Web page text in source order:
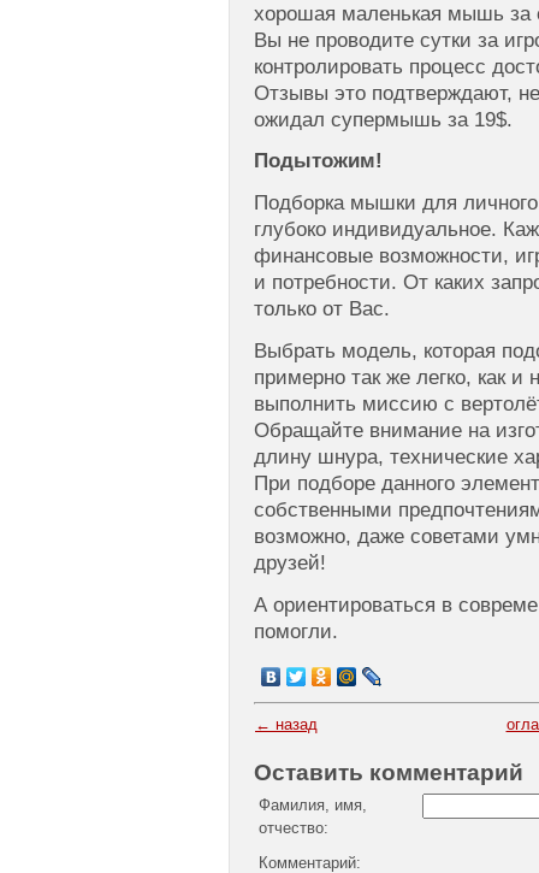
хорошая маленькая мышь за
Вы не проводите сутки за
контролировать процесс
Отзывы это подтверждают,
ожидал супермышь за 19$.
Подытожим!
Подборка мышки для
глубоко индивидуальное.
финансовые возможности,
и потребности. От каких
только от Вас.
Выбрать модель, которая
примерно так же легко, как
выполнить миссию с
Обращайте внимание на
длину шнура, технические
При подборе данного
собственными
возможно, даже советами
друзей!
А ориентироваться в
помогли.
← назад
Оставить комментарий
Фамилия, имя,
отчество:
Комментарий: